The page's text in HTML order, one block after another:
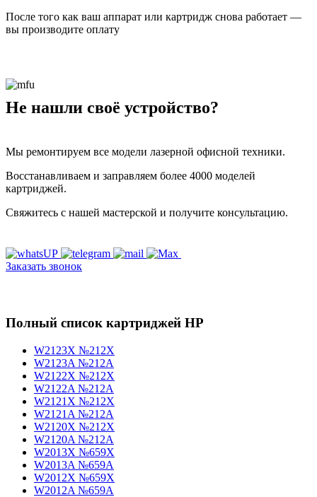
После того как ваш аппарат или картридж снова работает —
вы производите оплату
Не нашли своё устройство?
Мы ремонтируем все модели лазерной офисной техники.
Восстанавливаем и заправляем более 4000 моделей
картриджей.
Свяжитесь с нашей мастерской и получите консультацию.
Заказать звонок
Полный список картриджей HP
W2123X №212X
W2123A №212A
W2122X №212X
W2122A №212A
W2121X №212X
W2121A №212A
W2120X №212X
W2120A №212A
W2013X №659X
W2013A №659A
W2012X №659X
W2012A №659A